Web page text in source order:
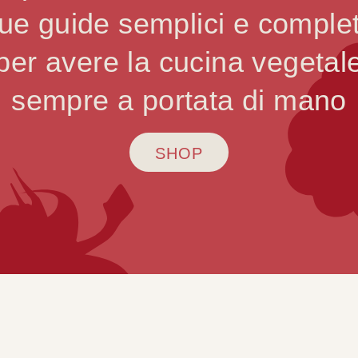
guide semplici e
avere la cucina
sempre a portata di mano
SHOP